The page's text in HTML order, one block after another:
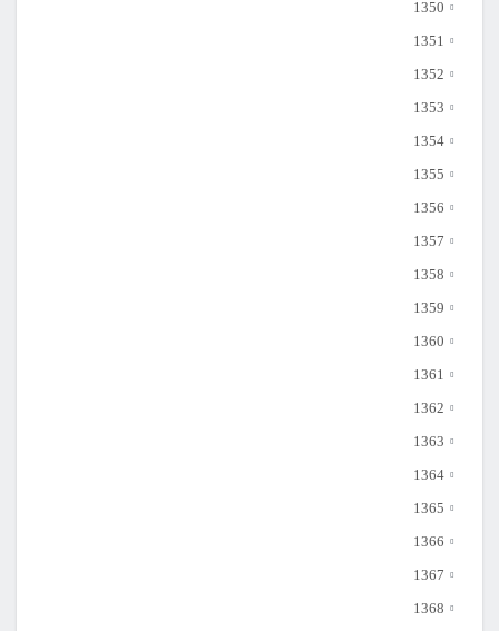
1350
1351
1352
1353
1354
1355
1356
1357
1358
1359
1360
1361
1362
1363
1364
1365
1366
1367
1368